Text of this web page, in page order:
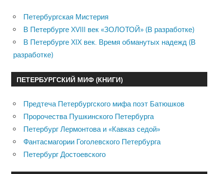
Петербургская Мистерия
В Петербурге XVIII век «ЗОЛОТОЙ» (В разработке)
В Петербурге XIX век. Время обманутых надежд (В
разработке)
ПЕТЕРБУРГСКИЙ МИФ (КНИГИ)
Предтеча Петербургского мифа поэт Батюшков
Пророчества Пушкинского Петербурга
Петербург Лермонтова и «Кавказ седой»
Фантасмагории Гоголевского Петербурга
Петербург Достоевского